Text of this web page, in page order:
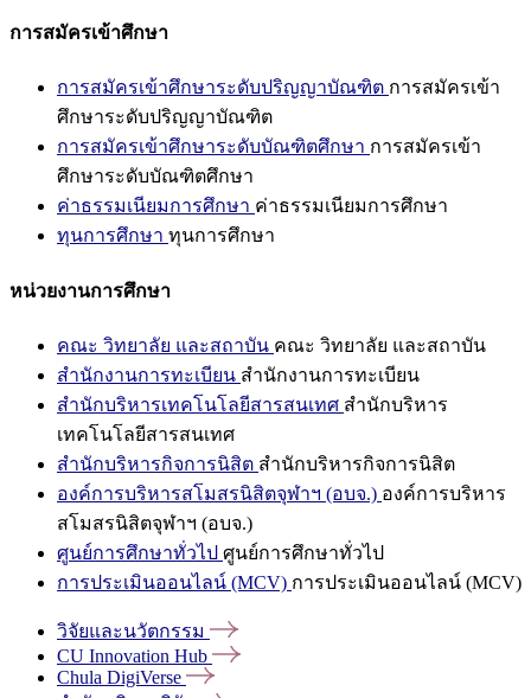
การสมัครเข้าศึกษา
การสมัครเข้าศึกษาระดับปริญญาบัณฑิต การสมัครเข้า
ศึกษาระดับปริญญาบัณฑิต
การสมัครเข้าศึกษาระดับบัณฑิตศึกษา การสมัครเข้า
ศึกษาระดับบัณฑิตศึกษา
ค่าธรรมเนียมการศึกษา ค่าธรรมเนียมการศึกษา
ทุนการศึกษา ทุนการศึกษา
หน่วยงานการศึกษา
คณะ วิทยาลัย และสถาบัน คณะ วิทยาลัย และสถาบัน
สำนักงานการทะเบียน สำนักงานการทะเบียน
สำนักบริหารเทคโนโลยีสารสนเทศ สำนักบริหาร
เทคโนโลยีสารสนเทศ
สำนักบริหารกิจการนิสิต สำนักบริหารกิจการนิสิต
องค์การบริหารสโมสรนิสิตจุฬาฯ (อบจ.) องค์การบริหาร
สโมสรนิสิตจุฬาฯ (อบจ.)
ศูนย์การศึกษาทั่วไป ศูนย์การศึกษาทั่วไป
การประเมินออนไลน์ (MCV) การประเมินออนไลน์ (MCV)
วิจัยและนวัตกรรม
CU Innovation Hub
Chula DigiVerse